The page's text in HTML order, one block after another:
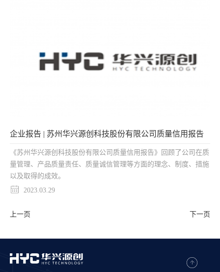
企业报告 | 苏州华兴源创科技股份有限公司质量信用报告
《苏州华兴源创科技股份有限公司质量信用报告》回顾了公司在质
量管理、产品质量责任、质量诚信管理等方面的理念、制度、措施
以及取得的成效。
2023.03.29
上一页 下一页